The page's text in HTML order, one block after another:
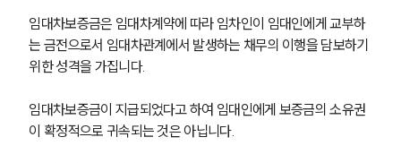
임대차보증금은 임대차계약에 따라 임차인이 임대인에게 교부하
는 금전으로서 임대차관계에서 발생하는 채무의 이행을 담보하기
위한 성격을 가집니다.
임대차보증금이 지급되었다고 하여 임대인에게 보증금의 소유권
이 확정적으로 귀속되는 것은 아닙니다.